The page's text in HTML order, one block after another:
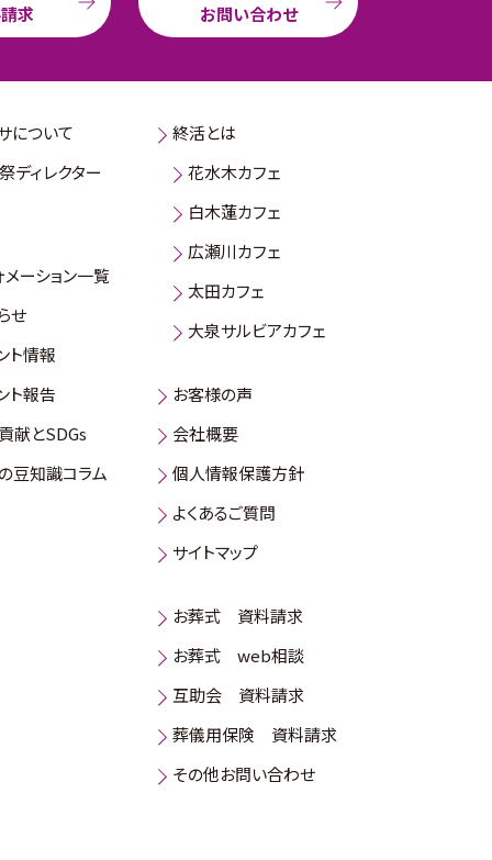
求
お問い合わせ
について
ディレクター
メーション一覧
せ
ト情報
ト報告
献とSDGs
豆知識コラム
終活とは
花水木カフェ
白木蓮カフェ
広瀬川カフェ
太田カフェ
大泉サルビアカフェ
お客様の声
会社概要
個人情報保護方針
よくあるご質問
サイトマップ
お葬式 資料請求
お葬式 web相談
互助会 資料請求
葬儀用保険 資料請求
その他お問い合わせ